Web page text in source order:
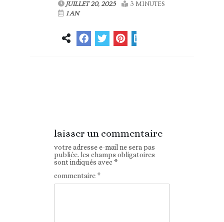
JUILLET 20, 2025
3 MINUTES
1 AN
laisser un commentaire
votre adresse e-mail ne sera pas
publiée. les champs obligatoires
sont indiqués avec*
commentaire*